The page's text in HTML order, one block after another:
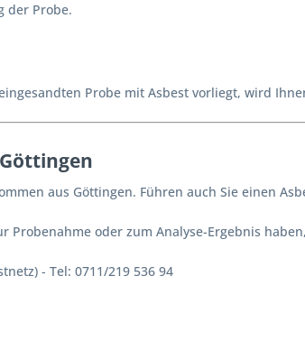
der Probe.
Probe mit Asbest vorliegt, wird
aus Göttingen. Führen auch Sie einen
Probenahme oder zum Analyse-Ergebnis
- Tel: 0711/219 536 94